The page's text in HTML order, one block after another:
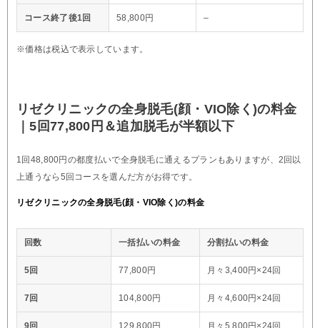
コース終了後1回 58,800円 –
※価格は税込で表示しています。
リゼクリニックの全身脱毛(顔・VIO除く)の料金
｜5回77,800円＆追加脱毛が半額以下
1回48,800円の都度払いで全身脱毛に通えるプランもありますが、2回以
上通うなら5回コースを選んだ方がお得です。
リゼクリニックの全身脱毛(顔・VIO除く)の料金
回数 一括払いの料金 分割払いの料金
5回 77,800円 月々3,400円×24回
7回 104,800円 月々4,600円×24回
9回 129,800円 月々5,800円×24回